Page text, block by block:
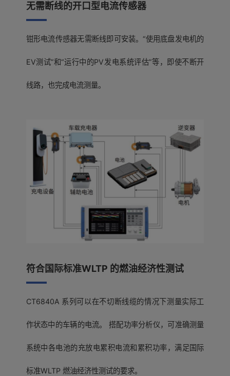
无需断线的开口型电流传感器
钳形电流传感器无需断线即可安装。“使用底盘发电机的
EV测试”和“运行中的PV发电系统评估”等，即使不断开
线路，也完成电流测量。
符合国际标准WLTP 的燃油经济性测试
CT6840A 系列可以在不切断线缆的情况下测量实际工
作状态中的车辆的电流。 搭配功率分析仪，可准确测量
系统中各电池的充放电累积电流和累积功率，满足国际
标准WLTP 燃油经济性测试的要求。